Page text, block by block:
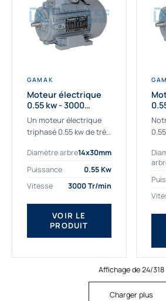
GAMAK
Moteur électrique
0.55 kw - 3000
Tr/min - 230/400V -
IE2
Un moteur électrique
triphasé 0.55 kw de très
vos applications les
plus exigeantes.
triphasé 0.55
kw Gamak...
Diamètre arbre14x30mm
Puissance
0.55 Kw
Vitesse
3000 Tr/min
VOIR LE
PRODUIT
Affichage de 24/318
Charger plus